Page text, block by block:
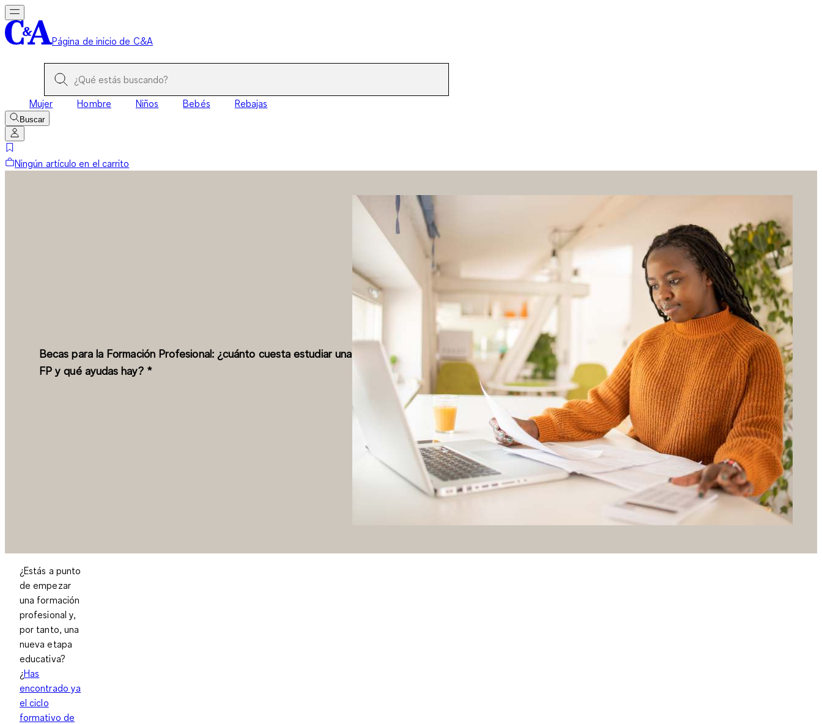
Página de inicio de C&A
Mujer Hombre Niños Bebés Rebajas
Buscar
Ningún artículo en el carrito
Becas para la Formación Profesional: ¿cuánto cuesta estudiar una
FP y qué ayudas hay? *
¿Estás a punto
de empezar
una formación
profesional y,
por tanto, una
nueva etapa
educativa?
¿Has
encontrado ya
el ciclo
formativo de